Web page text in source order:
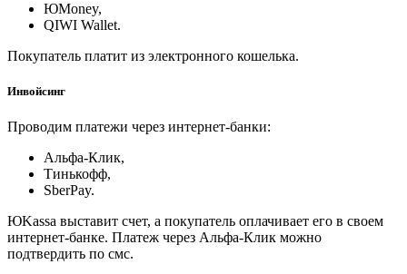
ЮMoney,
QIWI Wallet.
Покупатель платит из электронного кошелька.
Инвойсинг
Проводим платежи через интернет-банки:
Альфа-Клик,
Тинькофф,
SberPay.
ЮKassa выставит счет, а покупатель оплачивает его в своем
интернет-банке. Платеж через Альфа-Клик можно
подтвердить по смс.